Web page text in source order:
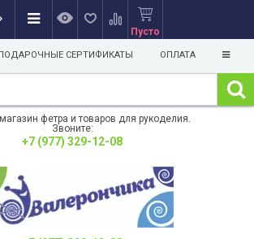
Пусто
СЕРТИФИКАТЫ ОПЛАТА
фетра и товаров для рукоделия.
Звоните:
+7 (977) 329-12-08